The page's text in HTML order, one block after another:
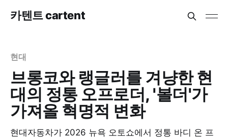
카텐트 cartent
현대
브롱코와 랭글러를 겨냥한 현
대의 정통 오프로더, '볼더'가
가져올 혁명적 변화
현대자동차가 2026 뉴욕 오토쇼에서 정통 바디 온 프